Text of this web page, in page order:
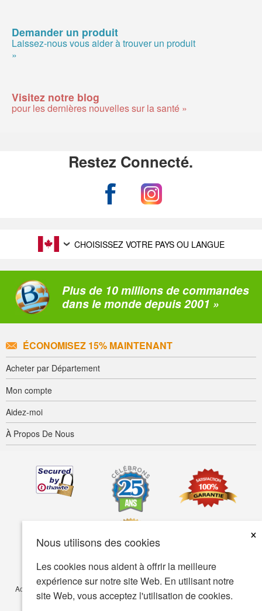
Nous utilisons des cookies
×
Les cookies nous aident à offrir la meilleure
expérience sur notre site Web. En utilisant notre
site Web, vous acceptez l'utilisation de cookies.
Demander un produit
Laissez-nous vous aider à trouver un produit
»
Visitez notre blog
pour les dernières nouvelles sur la santé »
Restez Connecté.
CHOISISSEZ VOTRE PAYS OU LANGUE
Plus de 10 millions de commandes
dans le monde depuis 2001 »
ÉCONOMISEZ 15% MAINTENANT
Acheter par Département
Mon compte
Aidez-moi
À Propos De Nous
Accessibilité